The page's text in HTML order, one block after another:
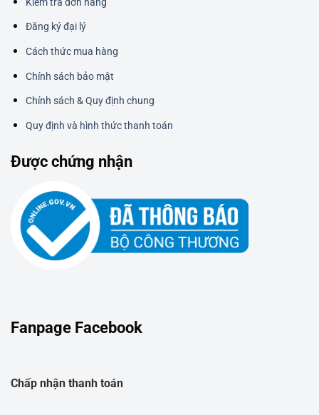
Đăng ký đại lý
Cách thức mua hàng
Chính sách bảo mật
Chính sách & Quy định chung
Quy định và hình thức thanh toán
Được chứng nhận
Fanpage Facebook
Chấp nhận thanh toán